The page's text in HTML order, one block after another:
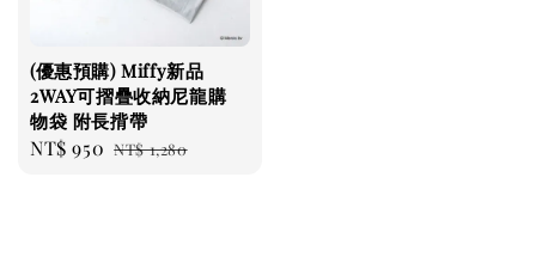
(優惠預購) Miffy新品
2WAY可摺疊收納尼龍購
物袋 附長揹帶
Sale
NT$ 950 Regular
NT$ 1,280